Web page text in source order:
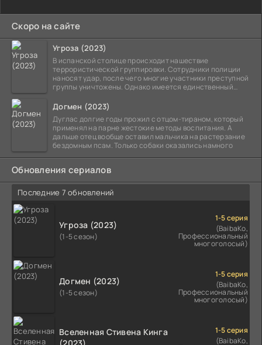
Скоро на сайте
Угроза (2023)
В испанской столице происходит нашествие
террористической группировки. Сотрудники полиции
наносят удар, после чего многие участники преступной
группы уничтожены. Однако имеется единственный
Догмен (2023)
Дуглас долгие годы прожил с отцом-тираном, который
применял на парне жестокие методы воспитания. А
дальше отец вообще оставил мальчика на растерзание
бездомным псам. Только собаки оказались намного
Обновления сериалов
Последние 7 обновлений
Угроза (2023)
(1-5 сезон)
1-5 серия
(BaibaKo,
Профессиональный
многоголосый)
Догмен (2023)
(1-5 сезон)
1-5 серия
(BaibaKo,
Профессиональный
многоголосый)
Вселенная Стивена Кинга
1-5 серия
(BaibaKo,